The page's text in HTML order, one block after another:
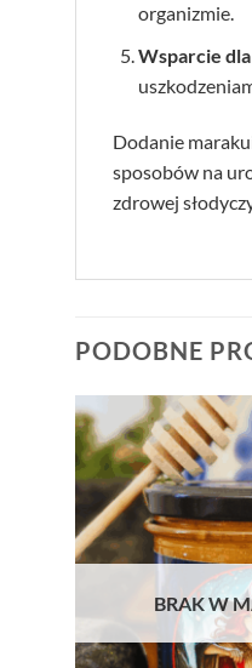
organizmie.
Wsparcie
Dodanie
sposobów na
zdrowej
PODOBNE
BRAK W